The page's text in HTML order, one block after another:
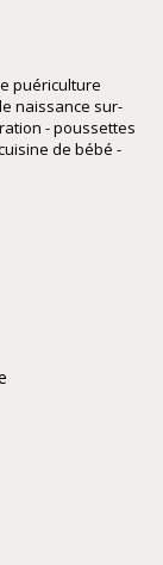
puériculture
naissance sur-
- poussettes
de bébé -